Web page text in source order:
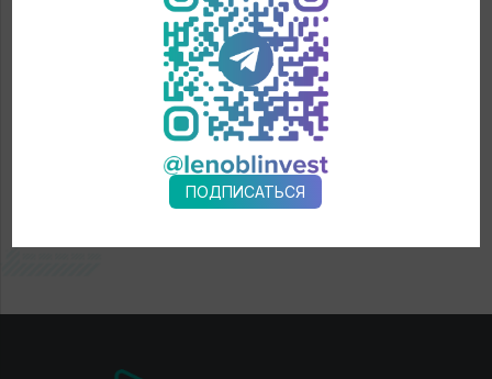
ПОДПИСАТЬСЯ